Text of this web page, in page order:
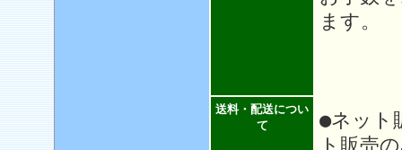
ます。
送料・配送につい
て
●ネット
ト販売